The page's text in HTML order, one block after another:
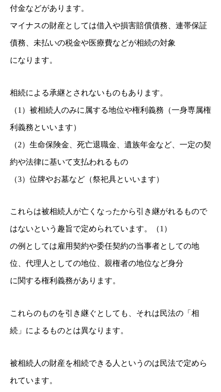
付金などがあります。
マイナスの財産としては借入や損害賠償債務、連帯保証
債務、未払いの税金や医療費などが相続の対象
になります。
相続による承継とされないものもあります。
（1）被相続人のみに属する地位や権利義務（一身専属権
利義務といいます）
（2）生命保険金、死亡退職金、遺族年金など、一定の契
約や法律に基いて支払われるもの
（3）位牌やお墓など（祭祀具といいます）
これらは被相続人が亡くなったから引き継がれるもので
はないという趣旨で定められています。（1）
の例としては雇用契約や委任契約の当事者としての地
位、代理人としての地位、親権者の地位など身分
に関する権利義務があります。
これらのものを引き継ぐとしても、それは民法の「相
続」によるものと は異なります。
被相続人の財産を相続できる人というのは民法で定めら
れています。